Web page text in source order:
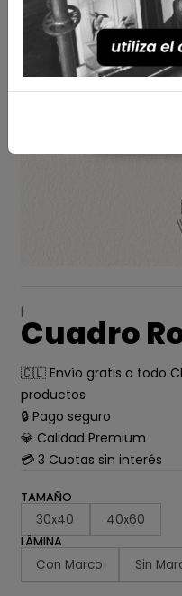
|
Cuadro
🇨🇱 Envío gratis a todo
productos
🔒 Pago seguro
💎 Calidad Premium
💳 3 Cuotas sin interés
TAMAÑO
30x40 40x60
LÁMINA
Con Marco Sin